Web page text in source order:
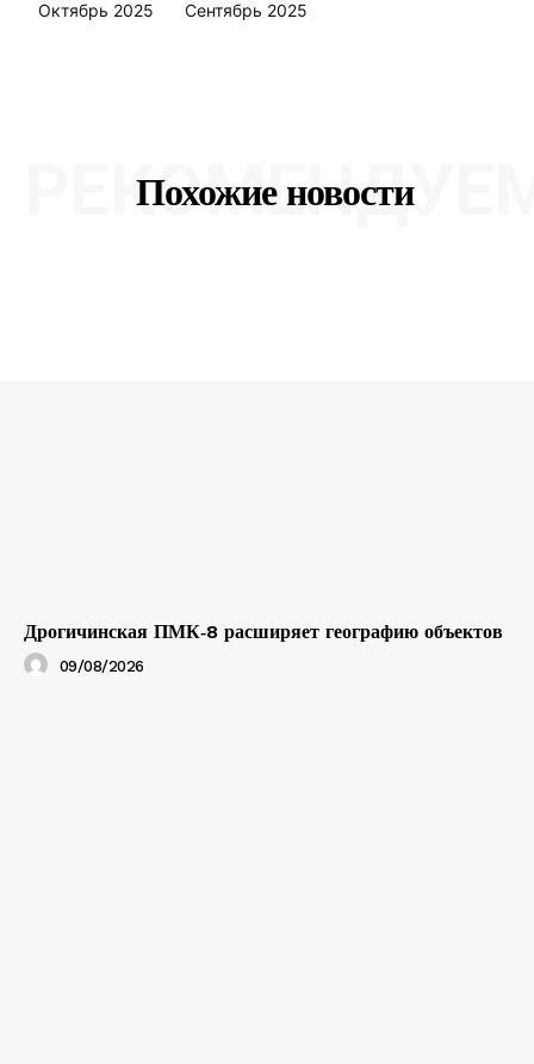
Октябрь 2025 Сентябрь 2025
Похожие новости
Дрогичинская ПМК‑8 расширяет географию объектов
09/08/2026